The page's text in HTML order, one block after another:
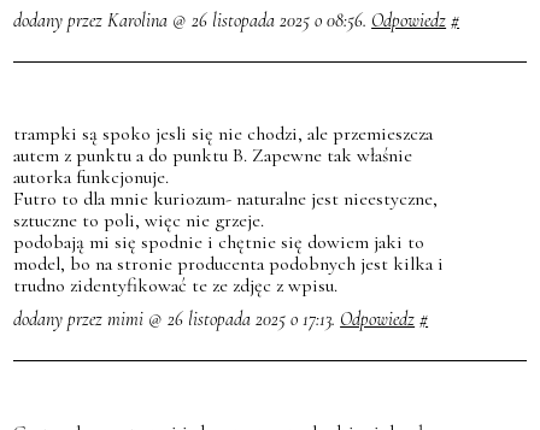
dodany przez Karolina @ 26 listopada 2025 o 08:56. Odpowiedz #
trampki są spoko jesli się nie chodzi, ale przemieszcza
autem z punktu a do punktu B. Zapewne tak właśnie
autorka funkcjonuje.
Futro to dla mnie kuriozum- naturalne jest nieestyczne,
sztuczne to poli, więc nie grzeje.
podobają mi się spodnie i chętnie się dowiem jaki to
model, bo na stronie producenta podobnych jest kilka i
trudno zidentyfikować te ze zdjęc z wpisu.
dodany przez mimi @ 26 listopada 2025 o 17:13. Odpowiedz #